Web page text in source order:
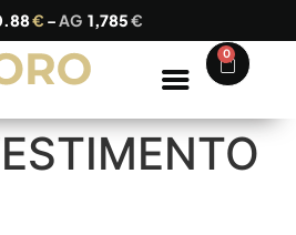
€ –AG 1,785€
0